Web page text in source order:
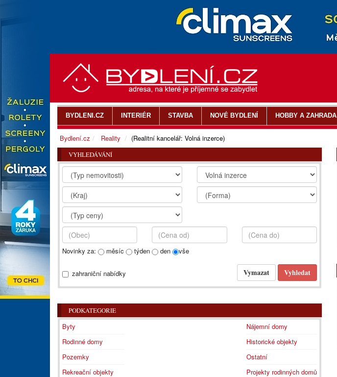
BYDLENI.CZ INTERIÉR STAVBA NOVÉ BYDLENÍ HOBBY A ZAHRADA
Bydlení.cz Reality (Realitní kancelář: Volná inzerce)
VYHLEDÁVÁNÍ
Novinky za: měsíc týden den vše
zahraniční nabídky
PODKATEGORIE
Byty
Rodinné domy
Pozemky
Rekreační objekty
Nájemní domy
Historické objekty
Ostatní
Projekty rodinných domů